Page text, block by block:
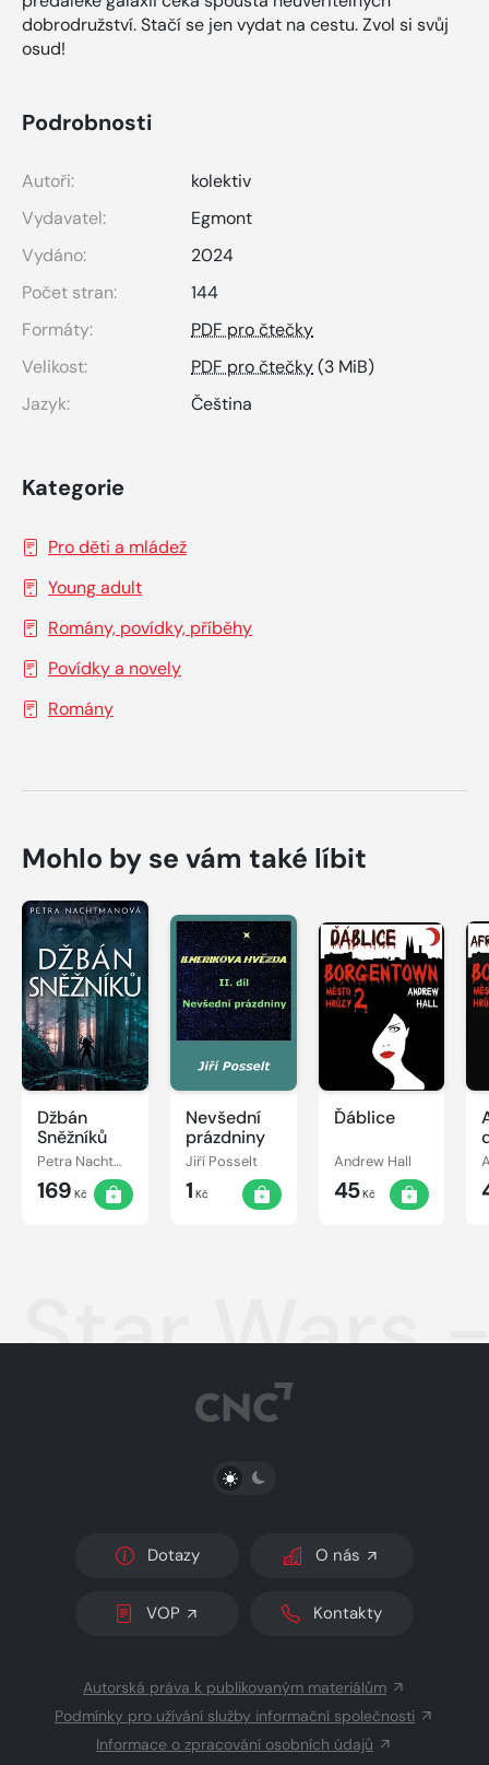
dobrodružství. Stačí se jen vydat na cestu. Zvol si svůj
osud!
Podrobnosti
Autoři:
kolektiv
Vydavatel:
Egmont
Vydáno:
2024
Počet stran:
144
Formáty:
PDF pro čtečky
Velikost:
PDF pro čtečky(3 MiB)
Jazyk:
Čeština
Kategorie
Pro děti a mládež
Young adult
Romány, povídky, příběhy
Povídky a novely
Romány
Mohlo by se vám také líbit
Džbán
Sněžníků
Petra Nachtmanová
169 Kč
Nevšední
prázdniny
Jiří Posselt
1 Kč
Ďáblice
Andrew Hall
45Kč
Star Wars
PŘEPNOUT SVĚTLÝ/TMAVÝ REŽIM
Dotazy O nás
VOP Kontakty
Autorská práva k publikovaným materiálům
Podmínky pro užívání služby informační společnosti
Informace o zpracování osobních údajů